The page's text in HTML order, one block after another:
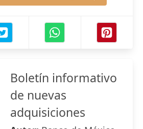
Boletín informativo
de nuevas
adquisiciones